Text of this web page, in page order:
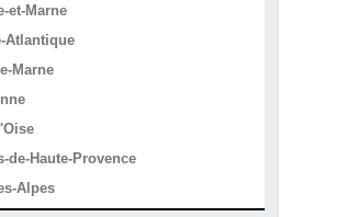
et-Marne
Atlantique
Marne
de-Haute-Provence
Alpes